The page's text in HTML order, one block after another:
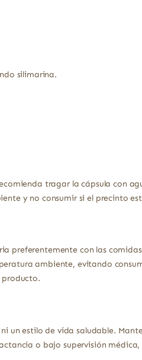
silimarina.
tragar la cápsula con
y no consumir si el precinto
preferentemente con las
ambiente, evitando
producto.
un estilo de vida saludable.
o bajo supervisión